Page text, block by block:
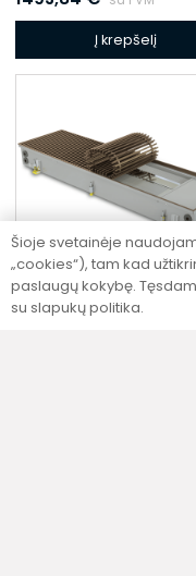
Į krepšelį
Šioje svetainėje
„cookies“), tam kad
paslaugų kokybę.
su slapukų politika.